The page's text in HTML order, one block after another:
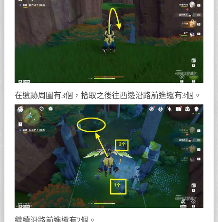
在遺跡周圍有3個，拾取之後往西邊沿路前進還有3個。